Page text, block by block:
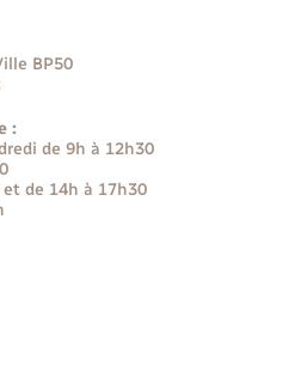
BP50
:
de 9h à 12h30
de 14h à 17h30